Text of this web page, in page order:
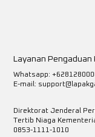
Layanan Pengaduan
Whatsapp:
E-mail:
Direktorat Jenderal
Tertib Niaga
0853-1111-1010